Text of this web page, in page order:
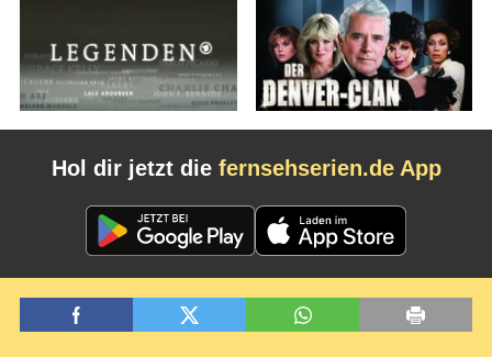
Hol dir jetzt die fernsehserien.de App